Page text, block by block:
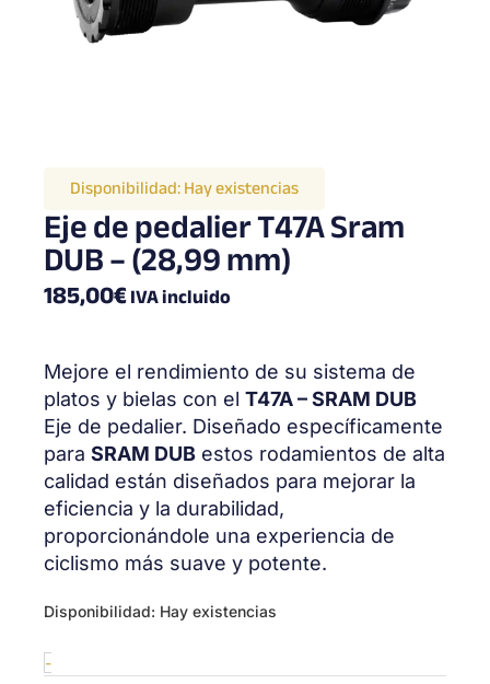
Disponibilidad:Hay existencias
Eje de pedalier T47A Sram
DUB – (28,99 mm)
185,00€IVA incluido
Mejore el rendimiento de su sistema de
platos y bielas con el T47A – SRAM DUB
Eje de pedalier. Diseñado específicamente
para SRAM DUB estos rodamientos de alta
calidad están diseñados para mejorar la
eficiencia y la durabilidad,
proporcionándole una experiencia de
ciclismo más suave y potente.
Disponibilidad: Hay existencias
-
T47A
DUB
-